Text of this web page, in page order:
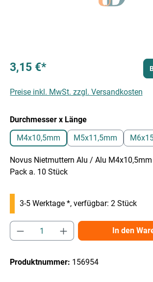
3,15 €*
Preise inkl. MwSt. zzgl. Versandkosten
Durchmesser x Längeauswählen
M4x10,5mm
M5x11,5mm
Novus Nietmuttern Alu / Alu M4x10,5mm
Pack a. 10 Stück
3-5 Werktage *, verfügbar: 2 Stück
Produkt Anzahl: Gib denIn den
Produktnummer: 156954